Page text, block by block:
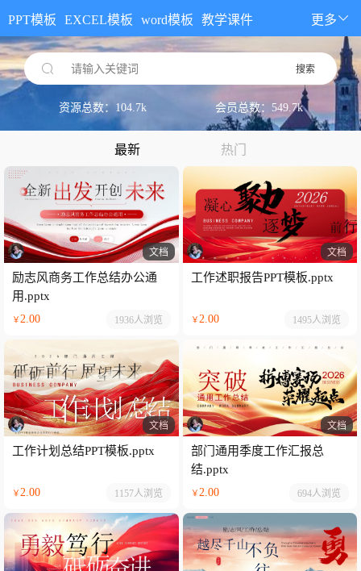
PPT模板 EXCEL模板 word模板 教学课件 更多
请输入关键词 搜索
资源总数：104.7k 会员总数：549.7k
最新 热门
文档
励志风商务工作总结办公通
用.pptx
￥2.00 1936人浏览
文档
工作述职报告PPT模板.pptx
￥2.00 1495人浏览
文档
工作计划总结PPT模板.pptx
￥2.00 1157人浏览
文档
部门通用季度工作汇报总
结.pptx
￥2.00 694人浏览